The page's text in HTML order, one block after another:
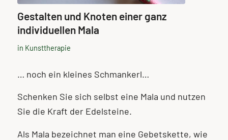
Gestalten und Knoten einer ganz
individuellen Mala
in Kunsttherapie
… noch ein kleines Schmankerl…
Schenken Sie sich selbst eine Mala und nutzen
Sie die Kraft der Edelsteine.
Als Mala bezeichnet man eine Gebetskette, wie